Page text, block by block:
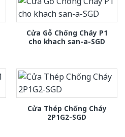
Cửa Gỗ Chống Cháy P1
cho khach san-a-SGD
Cửa Thép Chống Cháy
2P1G2-SGD